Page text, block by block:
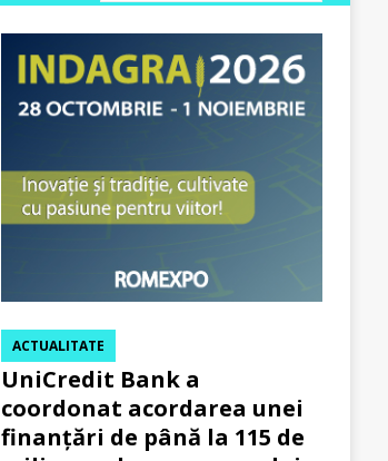
UniCredit Bank a
coordonat acordarea unei
finanțări de până la 115 de
ACTUALITATE